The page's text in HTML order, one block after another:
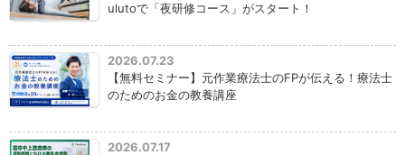
ulutoで「夜研修コース」がスタート！
2026.07.23
【無料セミナー】元作業療法士のFPが伝える！療法士
のためのお金の教養講座
2026.07.17